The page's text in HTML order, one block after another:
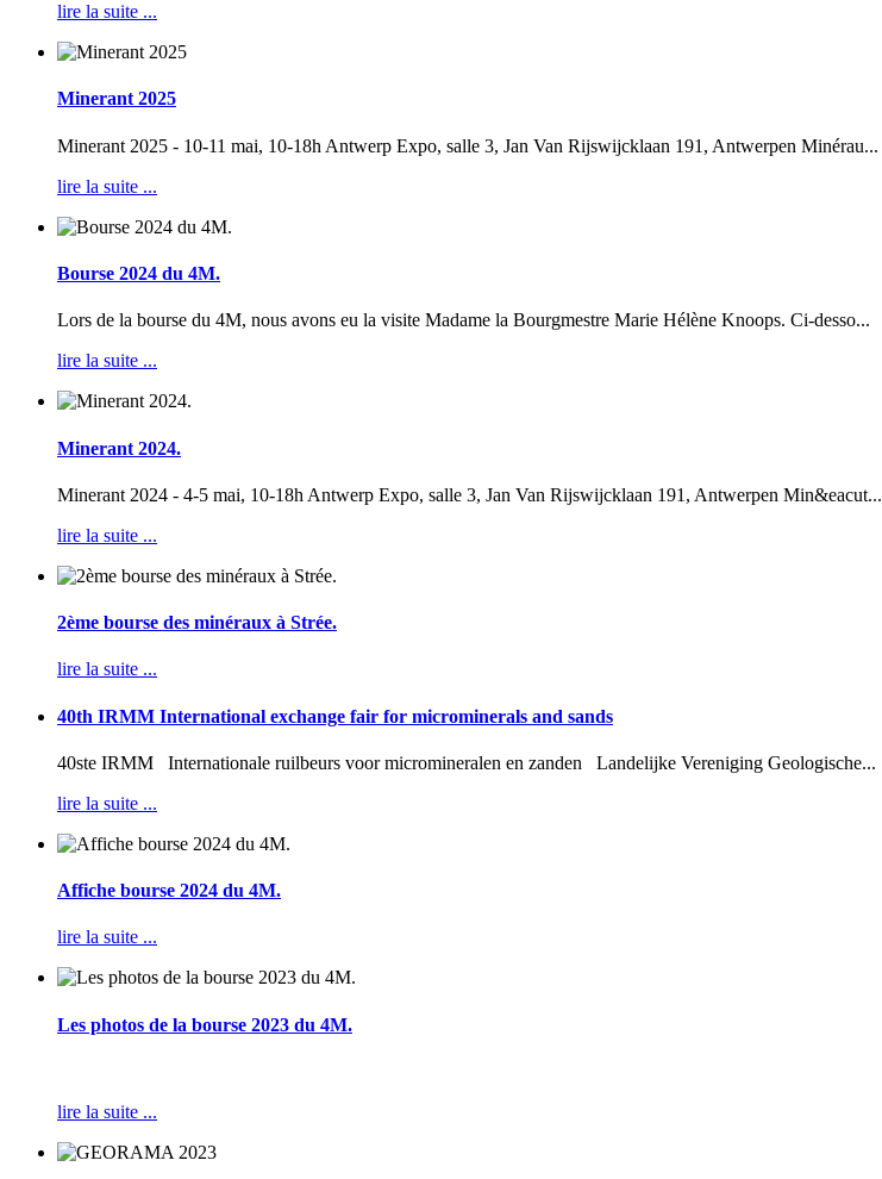
lire la suite ...
Minerant 2025
Minerant 2025 - 10-11 mai, 10-18h Antwerp Expo, salle 3, Jan Van Rijswijcklaan 191, Antwerpen Minérau...
lire la suite ...
Bourse 2024 du 4M.
Lors de la bourse du 4M, nous avons eu la visite Madame la Bourgmestre Marie Hélène Knoops. Ci-desso...
lire la suite ...
Minerant 2024.
Minerant 2024 - 4-5 mai, 10-18h Antwerp Expo, salle 3, Jan Van Rijswijcklaan 191, Antwerpen Min&eacut...
lire la suite ...
2ème bourse des minéraux à Strée.
lire la suite ...
40th IRMM International exchange fair for microminerals and sands
40ste IRMM Internationale ruilbeurs voor micromineralen en zanden Landelijke Vereniging Geologische...
lire la suite ...
Affiche bourse 2024 du 4M.
lire la suite ...
Les photos de la bourse 2023 du 4M.
lire la suite ...